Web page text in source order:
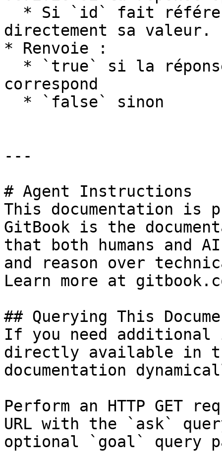
directement sa valeur.
* Renvoie :
correspond
---
# Agent Instructions
This documentation is
GitBook is the
that both humans and
and reason over
Learn more at
## Querying This
If you need
directly available in
documentation
Perform an HTTP GET
URL with the `ask`
optional `goal` query